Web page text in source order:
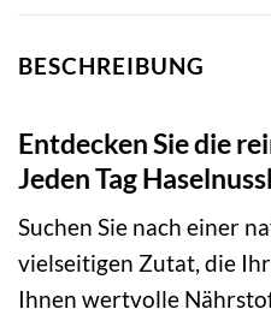
BESCHREIBUNG
Entdecken Sie die
Jeden Tag
Suchen Sie nach einer
vielseitigen Zutat, die
Ihnen wertvolle